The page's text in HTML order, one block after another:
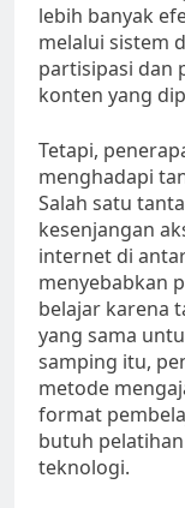
lebih banyak
melalui sistem
partisipasi dan
konten yang
Tetapi,
menghadapi
Salah satu
kesenjangan
internet di
menyebabkan
belajar karena
yang sama
samping itu,
metode
format
butuh
teknologi.